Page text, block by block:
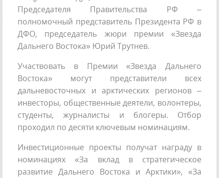
Председателя Правительства РФ –
полномочный представитель Президента РФ в
ДФО, председатель жюри премии «Звезда
Дальнего Востока» Юрий Трутнев.
Участвовать в Премии «Звезда Дальнего
Востока» могут представители всех
дальневосточных и арктических регионов –
инвесторы, общественные деятели, волонтеры,
студенты, журналисты и блогеры. Отбор
проходил по десяти ключевым номинациям.
Инвестиционные проекты получат награду в
номинациях «За вклад в стратегическое
развитие Дальнего Востока и Арктики», «За